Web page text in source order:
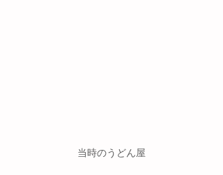
当時のうどん屋